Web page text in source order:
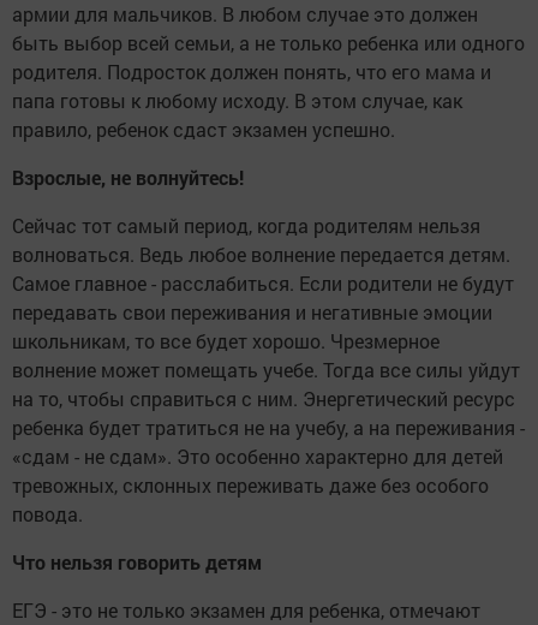
армии для мальчиков. В любом случае это должен
быть выбор всей семьи, а не только ребенка или одного
родителя. Подросток должен понять, что его мама и
папа готовы к любому исходу. В этом случае, как
правило, ребенок сдаст экзамен успешно.
Взрослые, не волнуйтесь!
Сейчас тот самый период, когда родителям нельзя
волноваться. Ведь любое волнение передается детям.
Самое главное - расслабиться. Если родители не будут
передавать свои переживания и негативные эмоции
школьникам, то все будет хорошо. Чрезмерное
волнение может помещать учебе. Тогда все силы уйдут
на то, чтобы справиться с ним. Энергетический ресурс
ребенка будет тратиться не на учебу, а на переживания -
«сдам - не сдам». Это особенно характерно для детей
тревожных, склонных переживать даже без особого
повода.
Что нельзя говорить детям
ЕГЭ - это не только экзамен для ребенка, отмечают